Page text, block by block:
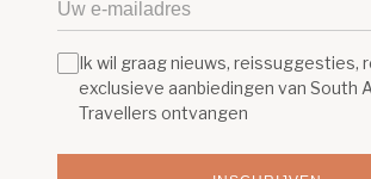
Ik wil graag nieuws, reissuggesties,
exclusieve aanbiedingen van South
Travellers ontvangen